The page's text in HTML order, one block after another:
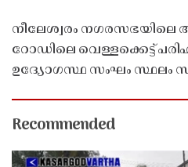
നീലേശ്വരം നഗരസഭയിലെ
റോഡിലെ വെള്ളക്കെട്ട്
ഉദ്യോഗസ്ഥ സംഘം സ്ഥലം
Recommended